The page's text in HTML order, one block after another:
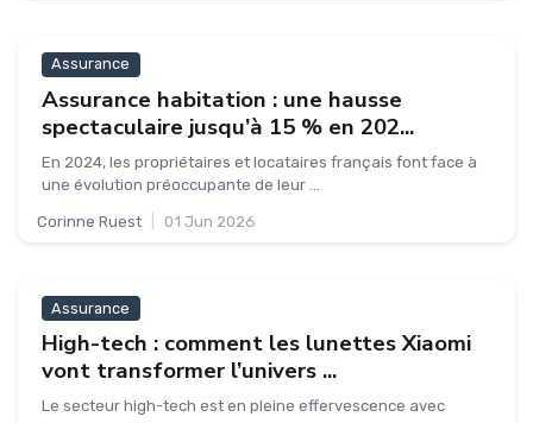
Assurance
Assurance habitation : une hausse
spectaculaire jusqu’à 15 % en 202...
En 2024, les propriétaires et locataires français font face à
une évolution préoccupante de leur ...
Corinne Ruest 01 Jun 2026
Assurance
High-tech : comment les lunettes Xiaomi
vont transformer l’univers ...
Le secteur high-tech est en pleine effervescence avec